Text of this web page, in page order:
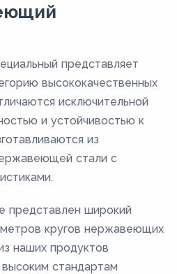
представляет
высококачественных
исключительной
и устойчивостью к
из
стали с
представлен широкий
кругов нержавеющих
наших продуктов
стандартам